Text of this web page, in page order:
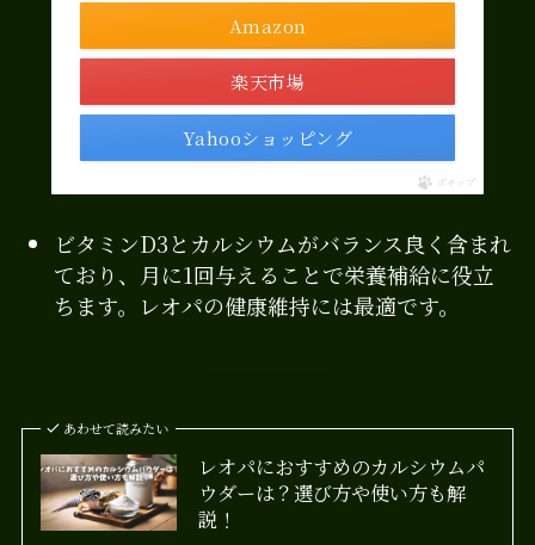
Amazon
楽天市場
Yahooショッピング
ポチップ
ビタミンD3とカルシウムがバランス良く含まれ
ており、月に1回与えることで栄養補給に役立
ちます。レオパの健康維持には最適です。
あわせて読みたい
レオパにおすすめのカルシウムパ
ウダーは？選び方や使い方も解
説！